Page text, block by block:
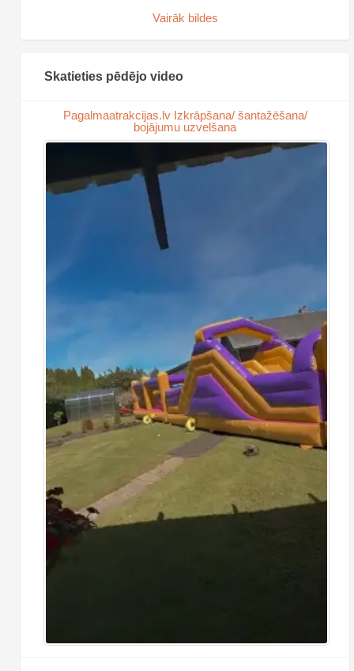
Vairāk bildes
Skatieties pēdējo video
Pagalmaatrakcijas.lv Izkrāpšana/ šantažēšana/
bojājumu uzvelšana